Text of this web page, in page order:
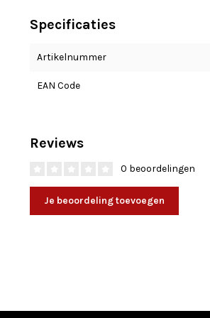
Specificaties
Artikelnummer
EAN Code
Reviews
0 beoordelingen
Je beoordeling toevoegen